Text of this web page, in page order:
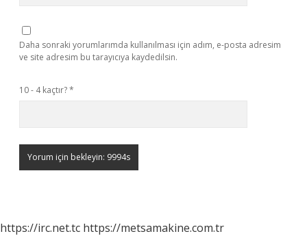
Daha sonraki yorumlarımda kullanılması için adım, e-posta adresim
ve site adresim bu tarayıcıya kaydedilsin.
10 - 4 kaçtır?*
https://irc.net.tc https://metsamakine.com.tr